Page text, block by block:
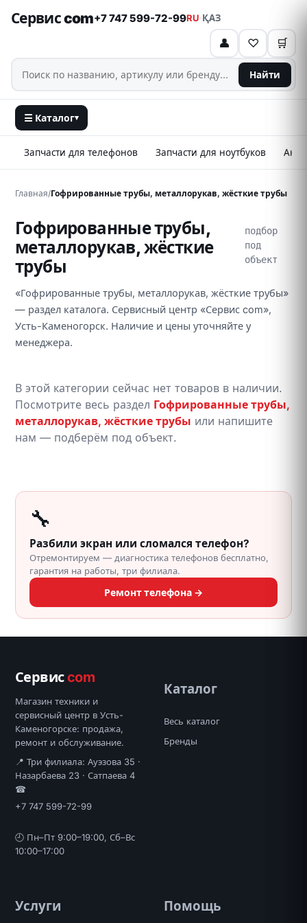
Сервис com
Найти
+7 747 599-72-99RU·ҚАЗ
👤 ♡ 🛒
☰ Каталог▾
Запчасти для телефонов Запчасти для ноутбуков
Главная/Гофрированные трубы, металлорукав, жёсткие трубы
Гофрированные трубы,
металлорукав, жёсткие
трубы
подбор
под
объект
«Гофрированные трубы, металлорукав, жёсткие трубы»
— раздел каталога. Сервисный центр «Сервис com»,
Усть-Каменогорск. Наличие и цены уточняйте у
менеджера.
В этой категории сейчас нет товаров в наличии.
Посмотрите весь раздел Гофрированные трубы,
металлорукав, жёсткие трубы или напишите
нам — подберём под объект.
🔧
Разбили экран или сломался телефон?
Отремонтируем — диагностика телефонов бесплатно,
гарантия на работы, три филиала.
Ремонт телефона →
Сервисcom
Магазин техники и
сервисный центр в Усть-
Каменогорске: продажа,
ремонт и обслуживание.
📍 Три филиала: Ауэзова 35 ·
Назарбаева 23 · Сатпаева 4
☎
+7 747 599-72-99
🕘 Пн–Пт 9:00–19:00, Сб–Вс
10:00–17:00
Каталог
Весь каталог
Бренды
Услуги Помощь